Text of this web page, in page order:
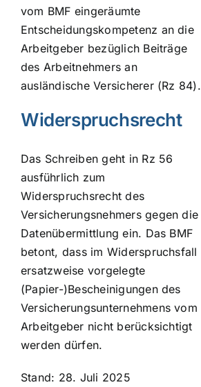
vom BMF eingeräumte
Entscheidungskompetenz an die
Arbeitgeber bezüglich Beiträge
des Arbeitnehmers an
ausländische Versicherer (Rz 84).
Widerspruchsrecht
Das Schreiben geht in Rz 56
ausführlich zum
Widerspruchsrecht des
Versicherungsnehmers gegen die
Datenübermittlung ein. Das BMF
betont, dass im Widerspruchsfall
ersatzweise vorgelegte
(Papier-)Bescheinigungen des
Versicherungsunternehmens vom
Arbeitgeber nicht berücksichtigt
werden dürfen.
Stand: 28. Juli 2025